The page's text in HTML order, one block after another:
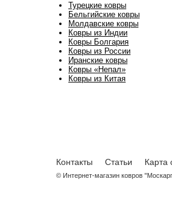
Турецкие ковры
Бельгийские ковры
Молдавские ковры
Ковры из Индии
Ковры Болгария
Ковры из России
Иранские ковры
Ковры «Непал»
Ковры из Китая
Контакты Статьи Карта
© Интернет-магазин ковров